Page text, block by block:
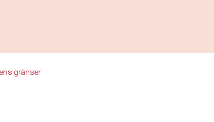
skapar vi ett gott liv för alla inom planetens
gränser